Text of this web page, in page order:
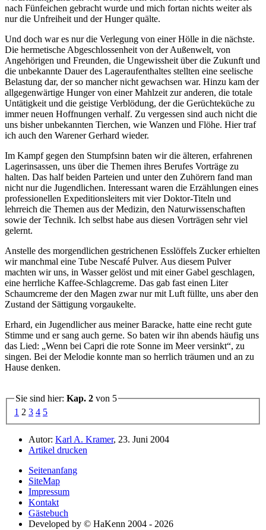
nach Fünfeichen gebracht wurde und mich fortan nichts weiter als
nur die Unfreiheit und der Hunger quälte.
Und doch war es nur die Verlegung von einer Hölle in die nächste.
Die hermetische Abgeschlossenheit von der Außenwelt, von
Angehörigen und Freunden, die Ungewissheit über die Zukunft und
die unbekannte Dauer des Lageraufenthaltes stellten eine seelische
Belastung dar, der so mancher nicht gewachsen war. Hinzu kam der
allgegenwärtige Hunger von einer Mahlzeit zur anderen, die totale
Untätigkeit und die geistige Verblödung, der die Gerüchteküche zu
immer neuen Hoffnungen verhalf. Zu vergessen sind auch nicht die
uns bisher unbekannten Tierchen, wie Wanzen und Flöhe. Hier traf
ich auch den Warener Gerhard wieder.
Im Kampf gegen den Stumpfsinn baten wir die älteren, erfahrenen
Lagerinsassen, uns über die Themen ihres Berufes Vorträge zu
halten. Das half beiden Parteien und unter den Zuhörern fand man
nicht nur die Jugendlichen. Interessant waren die Erzählungen eines
professionellen Expeditionsleiters mit vier Doktor-Titeln und
lehrreich die Themen aus der Medizin, den Naturwissenschaften
sowie der Technik. Ich selbst habe aus diesen Vorträgen sehr viel
gelernt.
Anstelle des morgendlichen gestrichenen Esslöffels Zucker erhielten
wir manchmal eine Tube Nescafé Pulver. Aus diesem Pulver
machten wir uns, in Wasser gelöst und mit einer Gabel geschlagen,
eine herrliche Kaffee-Schlagcreme. Das gab fast einen Liter
Schaumcreme der den Magen zwar nur mit Luft füllte, uns aber den
Zustand der Sättigung vorgaukelte.
Erhard, ein Jugendlicher aus meiner Baracke, hatte eine recht gute
Stimme und er sang auch gerne. So baten wir ihn abends häufig uns
das Lied:
Wenn bei Capri die rote Sonne im Meer versinkt , zu
singen. Bei der Melodie konnte man so herrlich träumen und an zu
Hause denken.
Sie sind hier: Kap. 2 von 5
1 2 3 4 5
Autor: Karl A. Kramer, 23. Juni 2004
Artikel drucken
Seitenanfang
SiteMap
Impressum
Kontakt
Gästebuch
Developed by © HaKenn 2004 - 2026